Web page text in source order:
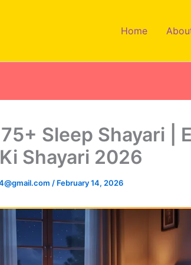
Home
Sleep Shayari |
Shayari 2026
/ February 14, 2026